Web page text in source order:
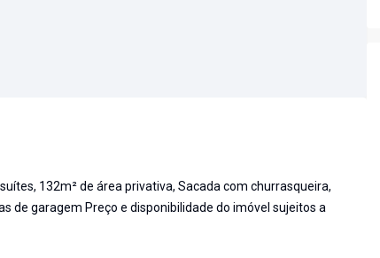
132m² de área privativa, Sacada com churrasqueira,
de garagem Preço e disponibilidade do imóvel sujeitos a